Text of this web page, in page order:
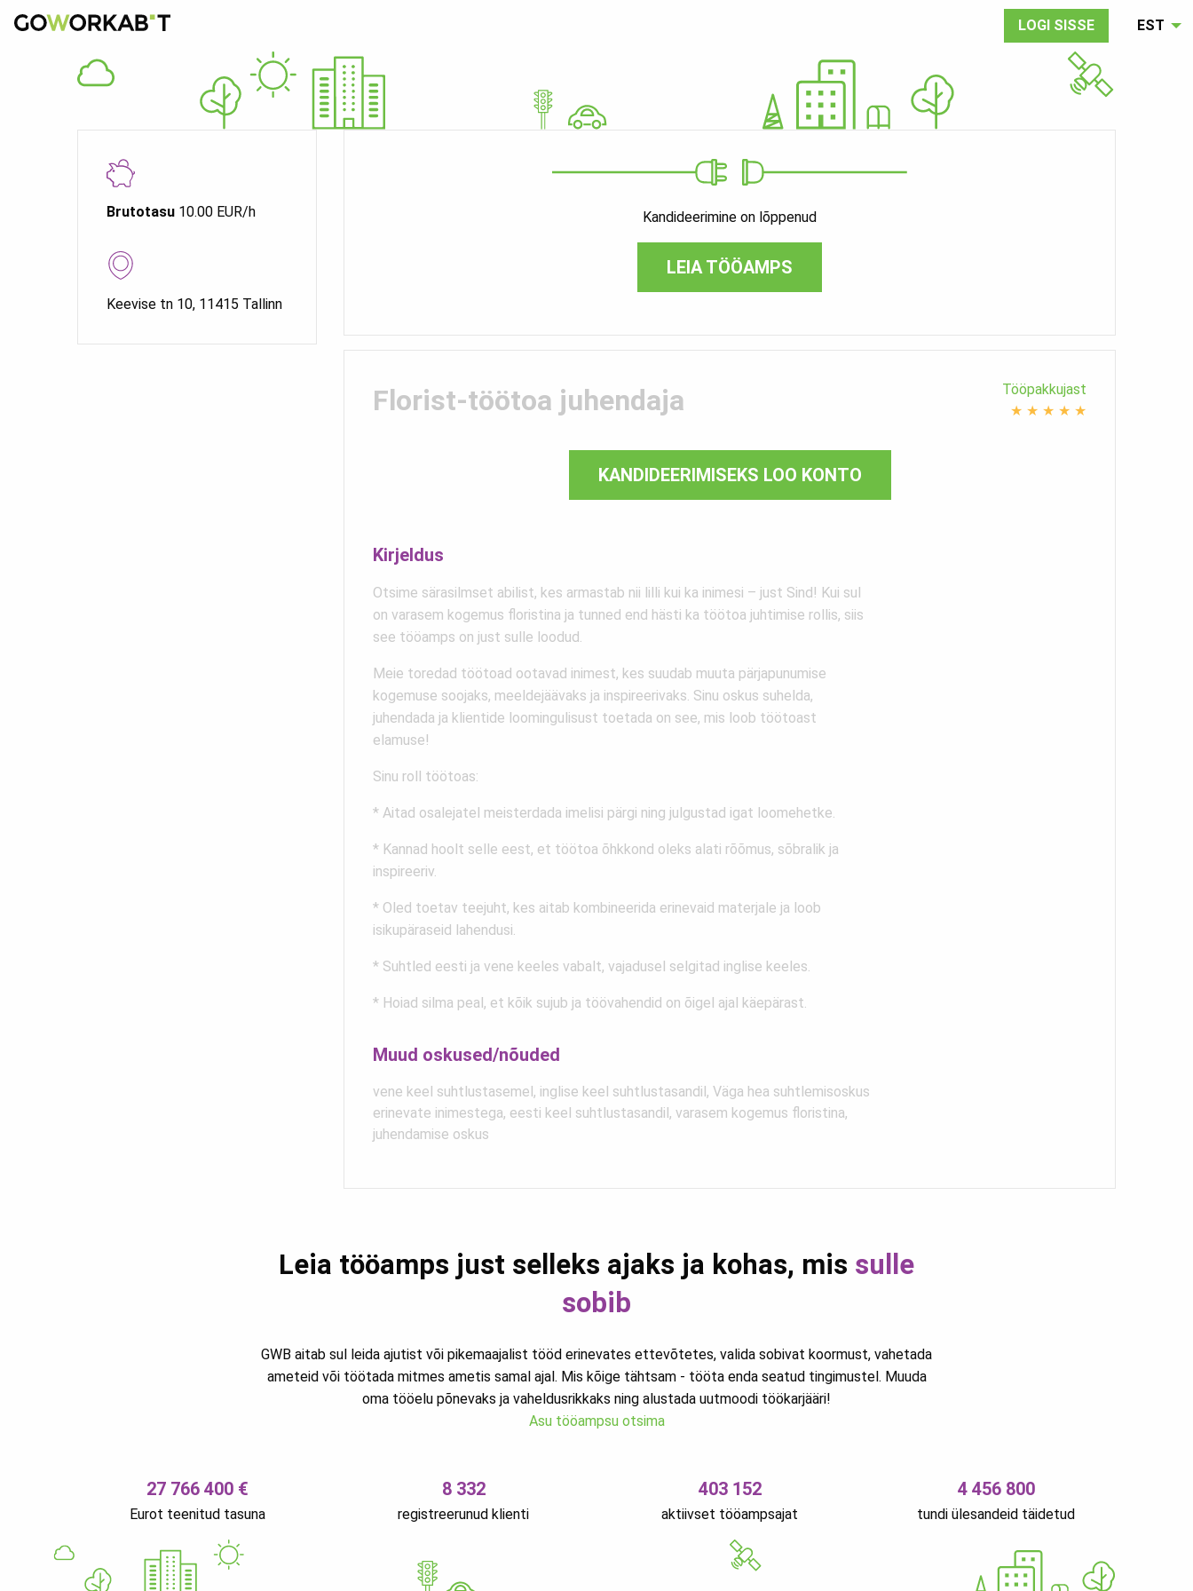
LOGI SISSE EST
Brutotasu 10.00 EUR/h
Keevise tn 10, 11415 Tallinn
Kandideerimine on lõppenud
LEIA TÖÖAMPS
Florist-töötoa juhendaja
Tööpakkujast
★ ★ ★ ★ ★
KANDIDEERIMISEKS LOO KONTO
Kirjeldus
Otsime särasilmset abilist, kes armastab nii lilli kui ka inimesi – just Sind! Kui sul
on varasem kogemus floristina ja tunned end hästi ka töötoa juhtimise rollis, siis
see tööamps on just sulle loodud.
Meie toredad töötoad ootavad inimest, kes suudab muuta pärjapunumise
kogemuse soojaks, meeldejäävaks ja inspireerivaks. Sinu oskus suhelda,
juhendada ja klientide loomingulisust toetada on see, mis loob töötoast
elamuse!
Sinu roll töötoas:
* Aitad osalejatel meisterdada imelisi pärgi ning julgustad igat loomehetke.
* Kannad hoolt selle eest, et töötoa õhkkond oleks alati rõõmus, sõbralik ja
inspireeriv.
* Oled toetav teejuht, kes aitab kombineerida erinevaid materjale ja loob
isikupäraseid lahendusi.
* Suhtled eesti ja vene keeles vabalt, vajadusel selgitad inglise keeles.
* Hoiad silma peal, et kõik sujub ja töövahendid on õigel ajal käepärast.
Muud oskused/nõuded
vene keel suhtlustasemel, inglise keel suhtlustasandil, Väga hea suhtlemisoskus
erinevate inimestega, eesti keel suhtlustasandil, varasem kogemus floristina,
juhendamise oskus
Leia tööamps just selleks ajaks ja kohas, mis sulle
sobib
GWB aitab sul leida ajutist või pikemaajalist tööd erinevates ettevõtetes, valida sobivat koormust, vahetada
ameteid või töötada mitmes ametis samal ajal. Mis kõige tähtsam - tööta enda seatud tingimustel. Muuda
oma tööelu põnevaks ja vaheldusrikkaks ning alustada uutmoodi töökarjääri!
Asu tööampsu otsima
27 766 400 €
Eurot teenitud tasuna
8 332
registreerunud klienti
403 152
aktiivset tööampsajat
4 456 800
tundi ülesandeid täidetud